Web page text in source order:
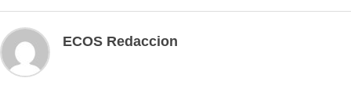
ECOS Redaccion